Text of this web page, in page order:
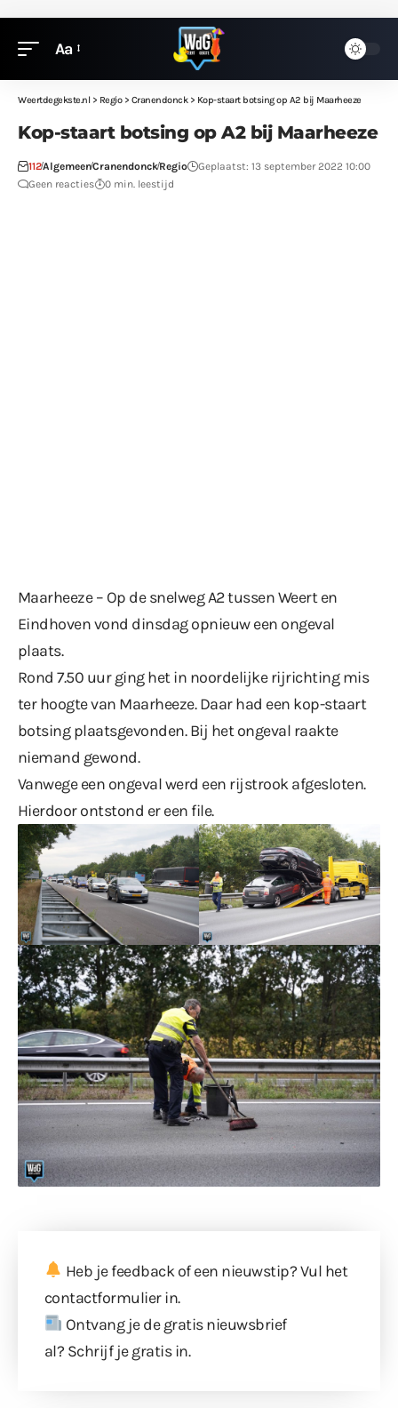
Aa
Weertdegekste.nl> Regio> Cranendonck> Kop-staart botsing op A2 bij Maarheeze
Kop-staart botsing op A2 bij Maarheeze
112AlgemeenCranendonckRegio
Geplaatst: 13 september 2022 10:00
Geen reacties
0 min. leestijd
Maarheeze – Op de snelweg A2 tussen Weert en
Eindhoven vond dinsdag opnieuw een ongeval
plaats.
Rond 7.50 uur ging het in noordelijke rijrichting mis
ter hoogte van Maarheeze. Daar had een kop-staart
botsing plaatsgevonden. Bij het ongeval raakte
niemand gewond.
Vanwege een ongeval werd een rijstrook afgesloten.
Hierdoor ontstond er een file.
Heb je feedback of een nieuwstip? Vul het
contactformulierin.
Ontvang je de gratis nieuwsbrief
al? Schrijf je gratis in.